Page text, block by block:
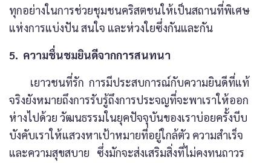
ทุกอย่างในการช่วยชุมชนคริสตชนให้เป็นสถานที่พิเศษ
แห่งการแบ่งปัน สนใจ และห่วงใยซึ่งกันและกัน
5. ความชื่นชมยินดีจากการสนทนา
เยาวชนที่รัก การมีประสบการณ์กับความยินดีที่แท้
จริงยังหมายถึงการรับรู้ถึงการประจญที่จะพาเราให้ออก
ห่างไปด้วย วัฒนธรรมในยุคปัจจุบันของเราบ่อยครั้งบีบ
บังคับเราให้แสวงหาเป้าหมายที่อยู่ใกล้ตัว ความสำเร็จ
และความสุขสบาย ซึ่งมักจะส่งเสริมสิ่งที่ไม่คงทนถาวร